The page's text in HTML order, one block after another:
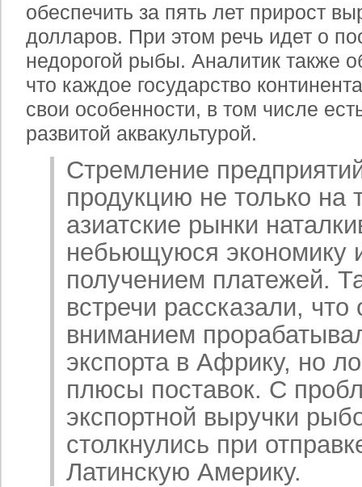
обеспечить за пять лет прирост
долларов. При этом речь идет о
недорогой рыбы. Аналитик также
что каждое государство
свои особенности, в том числе
развитой аквакультурой.
Стремление
продукцию не только на
азиатские рынки
небьющуюся экономику
получением платежей.
встречи рассказали,
вниманием
экспорта в Африку, но
плюсы поставок. С
экспортной выручки
столкнулись при
Латинскую Америку.